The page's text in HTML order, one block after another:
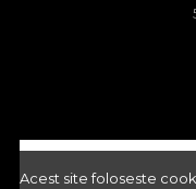
Acest site foloseste